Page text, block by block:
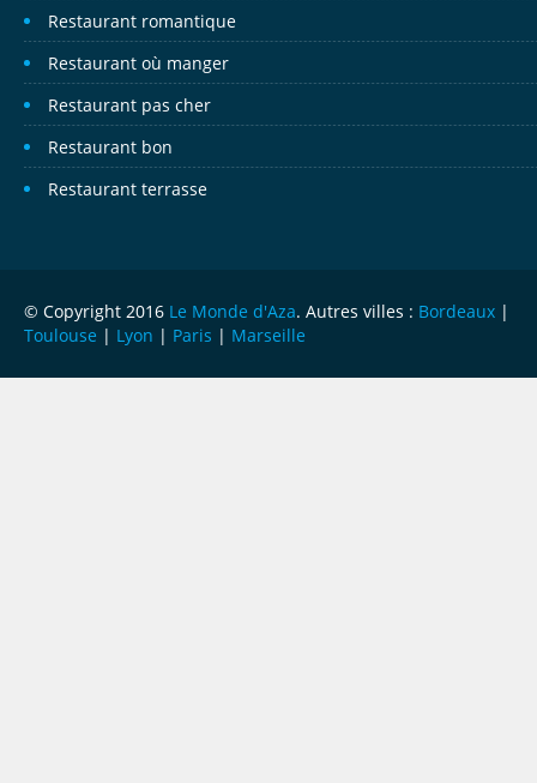
Restaurant romantique
Restaurant où manger
Restaurant pas cher
Restaurant bon
Restaurant terrasse
© Copyright 2016 Le Monde d'Aza. Autres villes : Bordeaux |
Toulouse | Lyon | Paris | Marseille